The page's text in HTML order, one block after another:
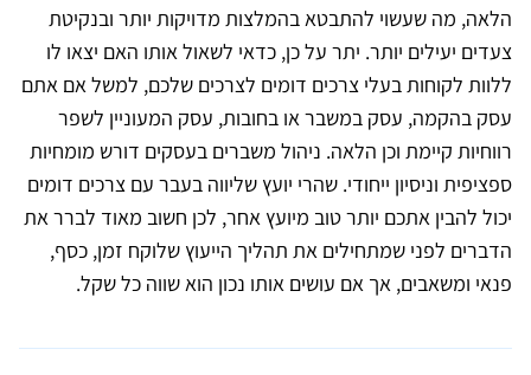
הלאה, מה שעשוי להתבטא בהמלצות מדויקות יותר ובנקיטת
צעדים יעילים יותר. יתר על כן, כדאי לשאול אותו האם יצאו לו
ללוות לקוחות בעלי צרכים דומים לצרכים שלכם, למשל אם אתם
עסק בהקמה, עסק במשבר או בחובות, עסק המעוניין לשפר
רווחיות קיימת וכן הלאה. ניהול משברים בעסקים דורש מומחיות
ספציפית וניסיון ייחודי. שהרי יועץ שליווה בעבר עם צרכים דומים
יכול להבין אתכם יותר טוב מיועץ אחר, לכן חשוב מאוד לברר את
הדברים לפני שמתחילים את תהליך הייעוץ שלוקח זמן, כסף,
פנאי ומשאבים, אך אם עושים אותו נכון הוא שווה כל שקל.